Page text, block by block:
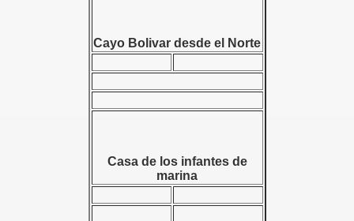
Cayo Bolivar desde el Norte
Casa de los infantes de
marina